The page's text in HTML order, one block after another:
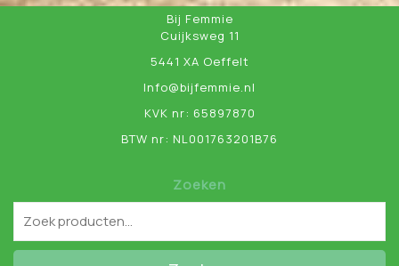
Bij Femmie
Cuijksweg 11
5441 XA Oeffelt
Info@bijfemmie.nl
KVK nr: 65897870
BTW nr: NL001763201B76
Zoeken